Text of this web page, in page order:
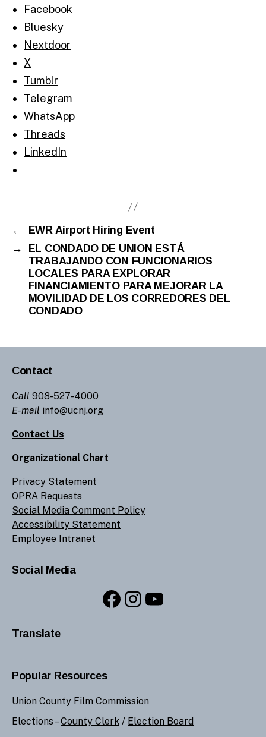
Facebook
Bluesky
Nextdoor
X
Tumblr
Telegram
WhatsApp
Threads
LinkedIn
←
EWR Airport Hiring Event
→
EL CONDADO DE UNION ESTÁ
TRABAJANDO CON FUNCIONARIOS
LOCALES PARA EXPLORAR
FINANCIAMIENTO PARA MEJORAR LA
MOVILIDAD DE LOS CORREDORES DEL
CONDADO
Contact
Call 908-527-4000
E-mail info@ucnj.org
Contact Us
Organizational Chart
Privacy Statement
OPRA Requests
Social Media Comment Policy
Accessibility Statement
Employee Intranet
Social Media
Facebook
Instagram
YouTube
Translate
Popular Resources
Union County Film Commission
Elections –County Clerk / Election Board